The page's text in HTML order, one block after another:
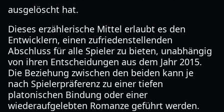
ausgelöscht hat.
Dieses erzählerische Mittel erlaubt es den
Entwicklern, einen zufriedenstellenden
Abschluss für alle Spieler zu bieten, unabhängig
von ihren Entscheidungen aus dem Jahr 2015.
Die Beziehung zwischen den beiden kann je
nach Spielerpräferenz zu einer tiefen
platonischen Bindung oder einer
wiederaufgelebten Romanze geführt werden.